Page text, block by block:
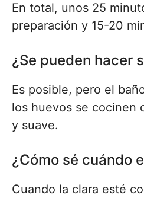
En total, unos 25
preparación y 15-20
¿Se pueden hacer
Es posible, pero el
los huevos se cocinen
y suave.
¿Cómo sé cuándo
Cuando la clara esté